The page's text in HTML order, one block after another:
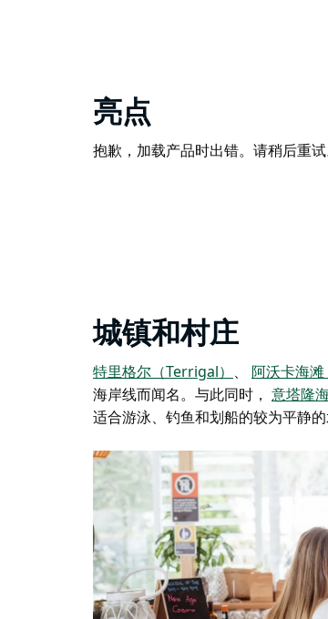
亮点
抱歉，加载产品时出错。请稍后重试
城镇和村庄
特里格尔（Terrigal） 、 阿沃卡海滩
海岸线而闻名。与此同时， 意塔隆
适合游泳、钓鱼和划船的较为平静的